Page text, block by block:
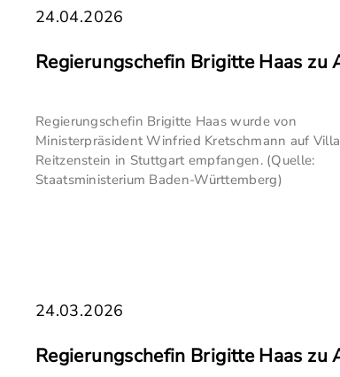
24.04.2026
Regierungschefin Brigitte Haas
Regierungschefin Brigitte Haas wurde von
Ministerpräsident Winfried Kretschmann auf Villa
Reitzenstein in Stuttgart empfangen. (Quelle:
Staatsministerium Baden-Württemberg)
24.03.2026
Regierungschefin Brigitte Haas zu